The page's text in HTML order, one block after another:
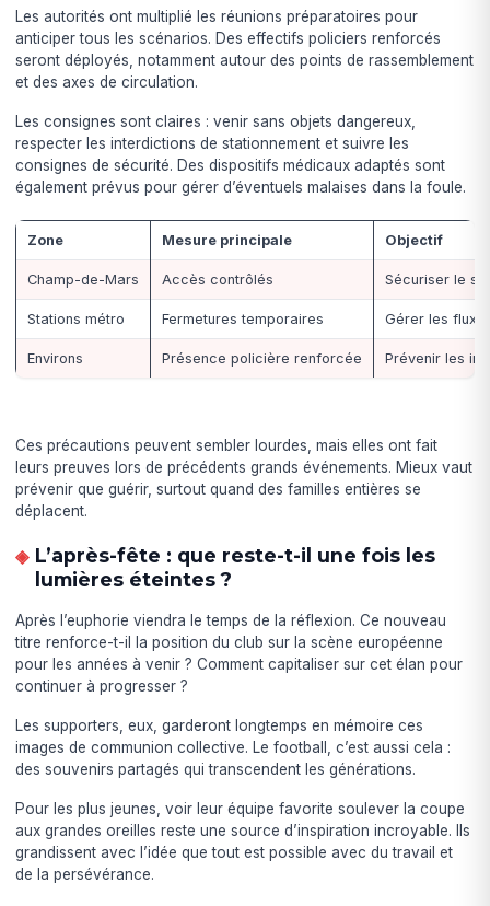
Les autorités ont multiplié les réunions préparatoires pour
anticiper tous les scénarios. Des effectifs policiers renforcés
seront déployés, notamment autour des points de rassemblement
et des axes de circulation.
Les consignes sont claires : venir sans objets dangereux,
respecter les interdictions de stationnement et suivre les
consignes de sécurité. Des dispositifs médicaux adaptés sont
également prévus pour gérer d’éventuels malaises dans la foule.
Zone Mesure principale Objectif
Champ-de-Mars Accès contrôlés Sécuriser le
Stations métro Fermetures temporaires Gérer les flux
Environs Présence policière renforcée Prévenir les
Ces précautions peuvent sembler lourdes, mais elles ont fait
leurs preuves lors de précédents grands événements. Mieux vaut
prévenir que guérir, surtout quand des familles entières se
déplacent.
L’après-fête : que reste-t-il une fois les
lumières éteintes ?
Après l’euphorie viendra le temps de la réflexion. Ce nouveau
titre renforce-t-il la position du club sur la scène européenne
pour les années à venir ? Comment capitaliser sur cet élan pour
continuer à progresser ?
Les supporters, eux, garderont longtemps en mémoire ces
images de communion collective. Le football, c’est aussi cela :
des souvenirs partagés qui transcendent les générations.
Pour les plus jeunes, voir leur équipe favorite soulever la coupe
aux grandes oreilles reste une source d’inspiration incroyable. Ils
grandissent avec l’idée que tout est possible avec du travail et
de la persévérance.